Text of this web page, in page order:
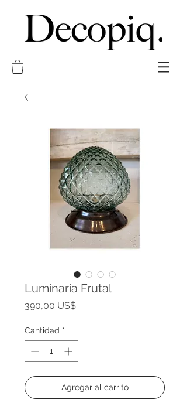
Luminaria Frutal
390,00 US$Precio
Cantidad *
Agregar al carrito